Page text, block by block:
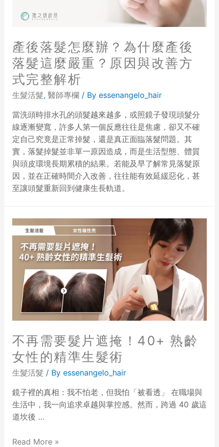
產後落髮怎麼辦？為什麼產後
落髮這麼嚴重？原因與改善方
式完整解析
生髮活髮, 醫師專欄/ By essenangelo_hair
當洗頭時排水孔的頭髮越來越多，或照鏡子發現頭髮分
線逐漸變寬，許多人第一個反應往往是焦慮，卻又不確
定自己究竟是正常掉髮，還是真正面臨落髮問題。其
實，落髮掉髮並非單一原因造成，而是生活型態、體質
與頭皮環境長期累積的結果。若能及早了解常見落髮原
因，並在正確時間介入改善，往往能有效延緩惡化，甚
至讓頭髮重新回到健康生長軌道。
不再需要髮片遮掩！40+ 熟齡
女性的精準生髮術
生髮活髮 / By essenangelo_hair
鏡子裡的真相：我不怕老，但我怕「被看透」 在職場與
生活中，我一向追求卓越與掌控感。然而，跨過 40 歲這
道坎後 …
Read More »